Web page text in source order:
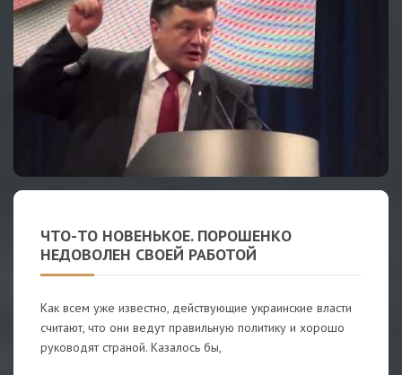
ЧТО-ТО НОВЕНЬКОЕ. ПОРОШЕНКО
НЕДОВОЛЕН СВОЕЙ РАБОТОЙ
Как всем уже известно, действующие украинские власти
считают, что они ведут правильную политику и хорошо
руководят страной. Казалось бы,